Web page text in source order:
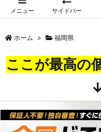
メニュー サイドバー
ホーム > 福岡県
ここが最高の